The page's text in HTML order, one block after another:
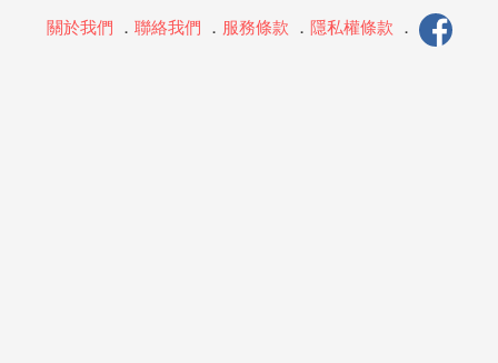
關於我們 ． 聯絡我們 ． 服務條款 ． 隱私權條款 ．